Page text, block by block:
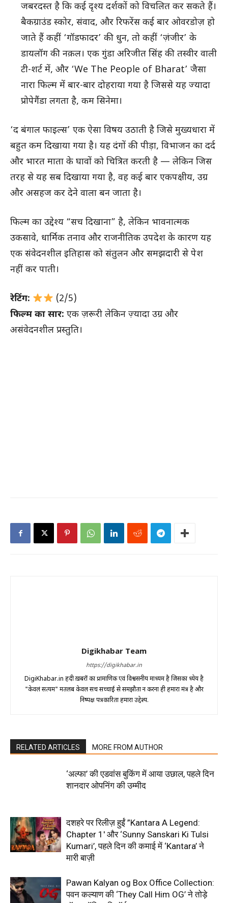
जबरदस्त है कि कई दृश्य दर्शकों को विचलित कर सकते हैं।
बैकग्राउंड स्कोर, संवाद, और रिफरेंस कई बार ओवरडोज़ हो
जाते हैं कहीं ‘गॉडफादर’ की धुन, तो कहीं ‘ज़ंजीर’ के
डायलॉग की नक़ल। एक गुंडा अरिजीत सिंह की तस्वीर वाली
टी-शर्ट में, और ‘We The People of Bharat’ जैसा
नारा फिल्म में बार-बार दोहराया गया है जिससे यह ज्यादा
प्रोपेगैंडा लगता है, कम सिनेमा।
‘द बंगाल फाइल्स’ एक ऐसा विषय उठाती है जिसे मुख्यधारा में
बहुत कम दिखाया गया है। यह दंगों की पीड़ा, विभाजन का दर्द
और भारत माता के घावों को चित्रित करती है — लेकिन जिस
तरह से यह सब दिखाया गया है, वह कई बार एकपक्षीय, उग्र
और असहज कर देने वाला बन जाता है।
फिल्म का उद्देश्य “सच दिखाना” है, लेकिन भावनात्मक
उकसावे, धार्मिक तनाव और राजनीतिक उपदेश के कारण यह
एक संवेदनशील इतिहास को संतुलन और समझदारी से पेश
नहीं कर पाती।
रेटिंग:
(2/5)
फिल्म का सार: एक ज़रूरी लेकिन ज़्यादा उग्र और
असंवेदनशील प्रस्तुति।
Digikhabar Team
https://digikhabar.in
DigiKhabar.in हिंदी ख़बरों का प्रामाणिक एवं विश्वसनीय माध्यम है जिसका ध्येय है
"केवलं सत्यम" मतलब केवल सच सच्चाई से समझौता न करना ही हमारा मंत्र है और
निष्पक्ष पत्रकारिता हमारा उद्देश्य.
RELATED ARTICLES MORE FROM AUTHOR
‘अल्फा’ की एडवांस बुकिंग में आया उछाल, पहले दिन
शानदार ओपनिंग की उम्मीद
दशहरे पर रिलीज़ हुईं ”Kantara A Legend:
Chapter 1′ और ‘Sunny Sanskari Ki Tulsi
Kumari’, पहले दिन की कमाई में ‘Kantara’ ने
मारी बाज़ी
Pawan Kalyan og Box Office Collection:
पवन कल्याण की ‘They Call Him OG’ ने तोड़े